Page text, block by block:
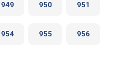
949 950 951
954 955 956